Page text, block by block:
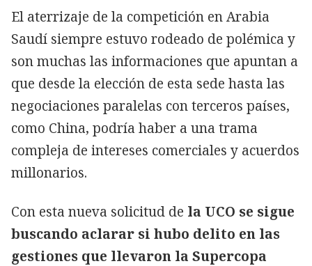
El aterrizaje de la competición en Arabia
Saudí siempre estuvo rodeado de polémica y
son muchas las informaciones que apuntan a
que desde la elección de esta sede hasta las
negociaciones paralelas con terceros países,
como China, podría haber a una trama
compleja de intereses comerciales y acuerdos
millonarios.
Con esta nueva solicitud de la UCO se sigue
buscando aclarar si hubo delito en las
gestiones que llevaron la Supercopa